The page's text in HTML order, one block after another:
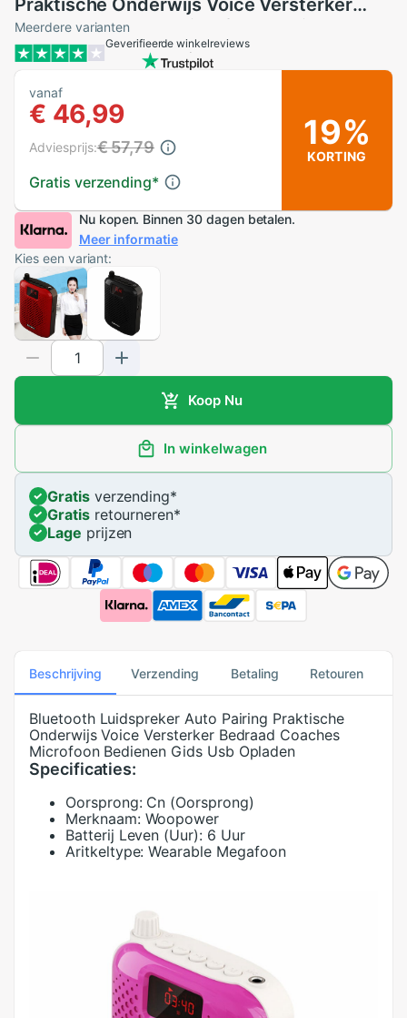
Praktische Onderwijs Voice Versterker
Bedraad Coaches Microfoon Bedienen
Gids Usb Opladen
Meerdere varianten
Geverifieerde winkelreviews
vanaf
€ 46,99
Gratis verzending*
Adviesprijs:€ 57,79 19%
KORTING
Nu kopen. Binnen 30 dagen betalen.
Meer informatie
Kies een variant:
Koop Nu
In winkelwagen
Gratisverzending*
Gratisretourneren*
Lage prijzen
Beschrijving Verzending Betaling Retouren
Bluetooth Luidspreker Auto Pairing Praktische
Onderwijs Voice Versterker Bedraad Coaches
Microfoon Bedienen Gids Usb Opladen
Specificaties:
Oorsprong: Cn (Oorsprong)
Merknaam: Woopower
Batterij Leven (Uur): 6 Uur
Aritkeltype: Wearable Megafoon